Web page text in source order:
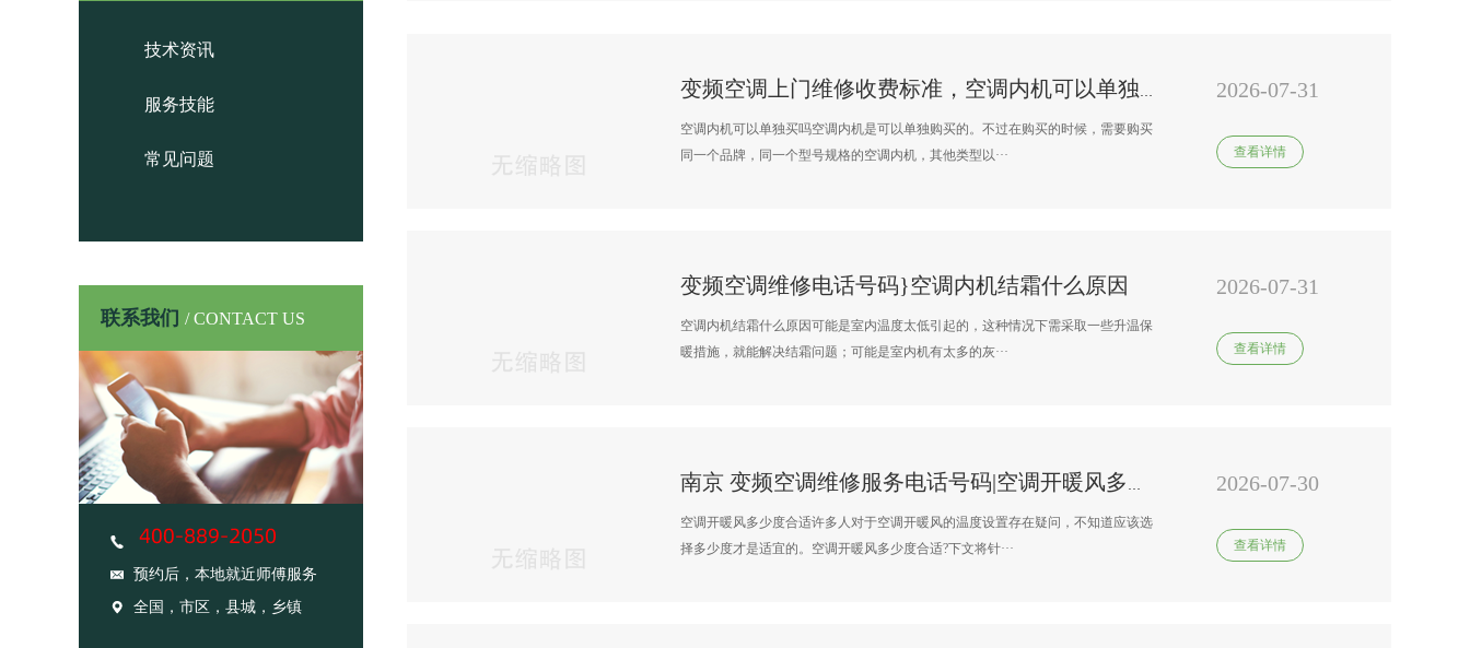
技术资讯
服务技能
常见问题
联系我们 / CONTACT US
预约后，本地就近师傅服务
全国，市区，县城，乡镇
变频空调上门维修收费标准，空调内机可以单独买吗
空调内机可以单独买吗空调内机是可以单独购买的。不过在购买的时候，需要购买
同一个品牌，同一个型号规格的空调内机，其他类型以···
2026-07-31
查看详情
变频空调维修电话号码}空调内机结霜什么原因
空调内机结霜什么原因可能是室内温度太低引起的，这种情况下需采取一些升温保
暖措施，就能解决结霜问题；可能是室内机有太多的灰···
2026-07-31
查看详情
南京 变频空调维修服务电话号码|空调开暖风多少度合适
空调开暖风多少度合适许多人对于空调开暖风的温度设置存在疑问，不知道应该选
择多少度才是适宜的。空调开暖风多少度合适?下文将针···
2026-07-30
查看详情